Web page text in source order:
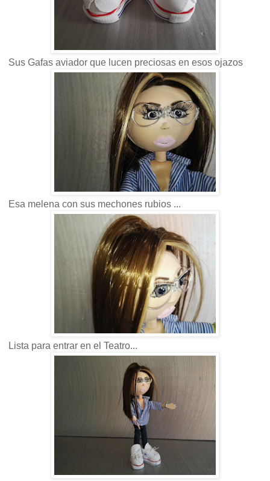
Sus Gafas aviador que lucen preciosas en esos ojazos
Esa melena con sus mechones rubios ...
Lista para entrar en el Teatro...